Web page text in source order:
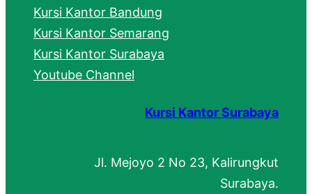
Kursi Kantor Bandung
Kursi Kantor Semarang
Kursi Kantor Surabaya
Youtube Channel
Kursi Kantor Surabaya
Jl. Mejoyo 2 No 23, Kalirungkut
Surabaya.